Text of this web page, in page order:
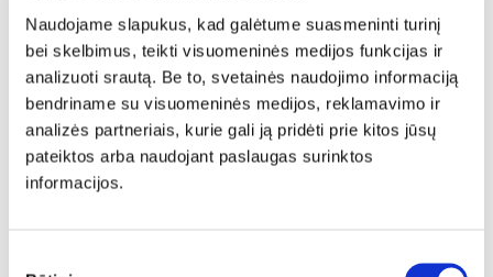
Naudojame slapukus, kad galėtume suasmeninti turinį
bei skelbimus, teikti visuomeninės medijos funkcijas ir
analizuoti srautą. Be to, svetainės naudojimo informaciją
bendriname su visuomeninės medijos, reklamavimo ir
analizės partneriais, kurie gali ją pridėti prie kitos jūsų
pateiktos arba naudojant paslaugas surinktos
informacijos.